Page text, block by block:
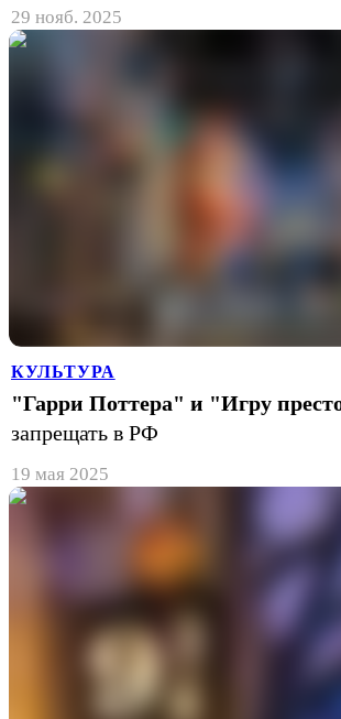
29 нояб. 2025
КУЛЬТУРА
"Гарри Поттера" и "Игру
запрещать в РФ
19 мая 2025